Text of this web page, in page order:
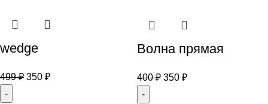
wedge
499₽ 350 ₽
Волна прямая
400₽ 350 ₽